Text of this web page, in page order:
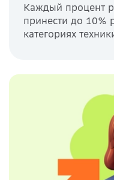
Каждый процент
принести до 10%
категориях